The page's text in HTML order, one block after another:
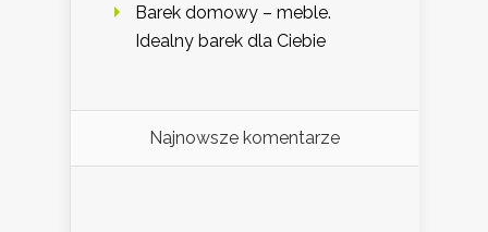
Barek domowy – meble.
Idealny barek dla Ciebie
Najnowsze komentarze